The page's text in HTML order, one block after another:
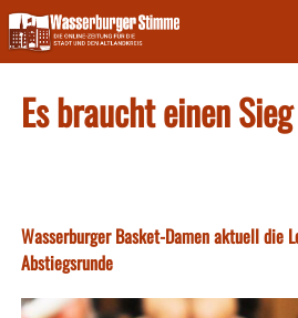
Skip
to
content
Es braucht einen Sieg
Wasserburger Basket-Damen aktuell die
Abstiegsrunde